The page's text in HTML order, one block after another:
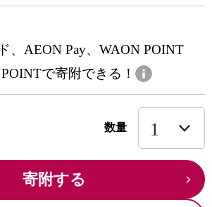
、AEON Pay、WAON POINT
で寄附できる！
数量
寄附する